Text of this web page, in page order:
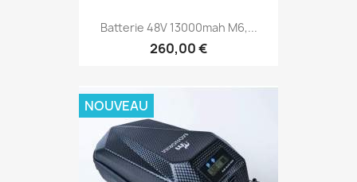
Batterie 48V 13000mah M6,...
260,00 €
NOUVEAU